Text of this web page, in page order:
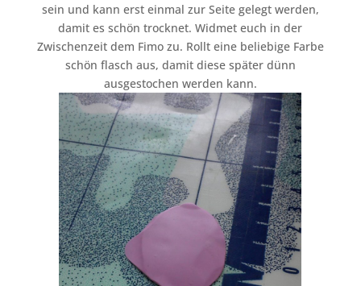
sein und kann erst einmal zur Seite gelegt werden,
damit es schön trocknet. Widmet euch in der
Zwischenzeit dem Fimo zu. Rollt eine beliebige Farbe
schön flasch aus, damit diese später dünn
ausgestochen werden kann.